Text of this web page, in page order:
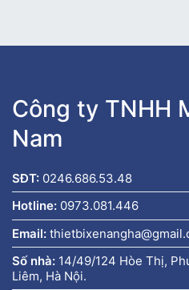
Công ty TNHH
Nam
SĐT: 0246.686.53.48
Hotline: 0973.081.446
Email:
Số nhà: 14/49/124 Hòe Thị,
Liêm, Hà Nội.